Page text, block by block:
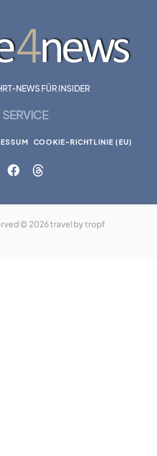
NEWS FÜR INSIDER
SERVICE
COOKIE-RICHTLINIE (EU)
© 2026 travel by tropf